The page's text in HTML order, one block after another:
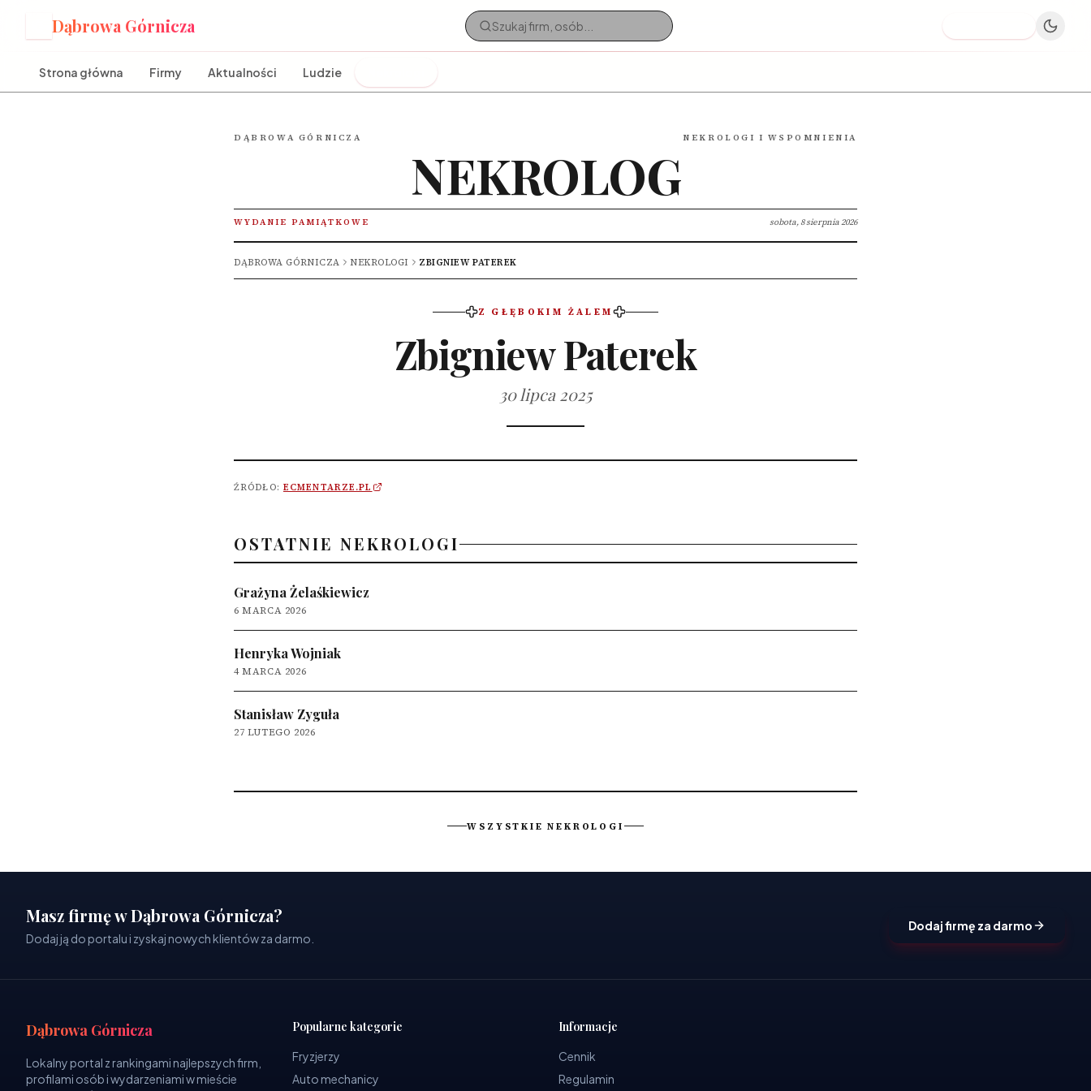
Dąbrowa Górnicza
Strona główna Firmy Aktualności Ludzie
DĄBROWA GÓRNICZA NEKROLOGI I WSPOMNIENIA
NEKROLOG
WYDANIE PAMIĄTKOWE sobota, 8 sierpnia 2026
DĄBROWA GÓRNICZA NEKROLOGI ZBIGNIEW PATEREK
Z GŁĘBOKIM ŻALEM
Zbigniew Paterek
30 lipca 2025
ŹRÓDŁO: ECMENTARZE.PL
OSTATNIE NEKROLOGI
Grażyna Żelaśkiewicz
6 MARCA 2026
Henryka Wojniak
4 MARCA 2026
Stanisław Zyguła
27 LUTEGO 2026
WSZYSTKIE NEKROLOGI
Masz firmę w Dąbrowa Górnicza?
Dodaj ją do portalu i zyskaj nowych klientów za darmo.
Dodaj firmę za darmo
Dąbrowa Górnicza
Lokalny portal z rankingami najlepszych firm,
profilami osób i wydarzeniami w mieście
Popularne kategorie
Fryzjerzy
Auto mechanicy
Informacje
Cennik
Regulamin